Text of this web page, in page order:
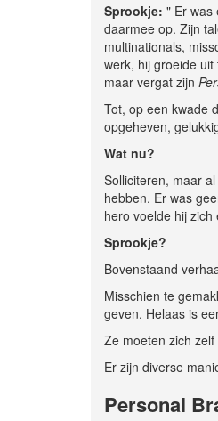
Sprookje: " Er was
daarmee op. Zijn
multinationals,
werk, hij groeide
maar vergat zijn
Tot, op een kwade
opgeheven,
Wat nu?
Solliciteren, maar
hebben. Er was
hero voelde hij zich
Sprookje?
Bovenstaand
Misschien te
geven. Helaas is
Ze moeten zich
Er zijn diverse
Personal